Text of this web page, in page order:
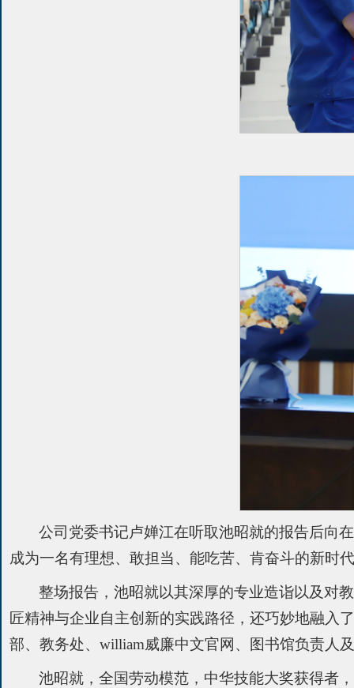
公司党委书记卢婵江在听取池昭就的报告后向
成为一名有理想、敢担当、能吃苦、肯奋斗的新时
整场报告，池昭就以其深厚的专业造诣以及对
匠精神与企业自主创新的实践路径，还巧妙地融入
部、教务处、william威廉中文官网、图书馆负责人
池昭就，全国劳动模范，中华技能大奖获得者